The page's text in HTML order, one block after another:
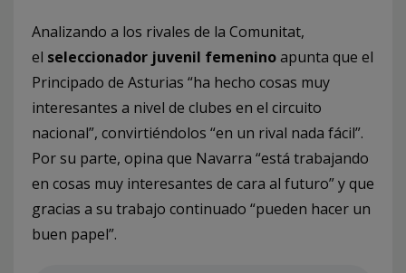
Analizando a los rivales de la Comunitat,
el seleccionador juvenil femeninoapunta que el
Principado de Asturias “ha hecho cosas muy
interesantes a nivel de clubes en el circuito
nacional”, convirtiéndolos “en un rival nada fácil”.
Por su parte, opina que Navarra “está trabajando
en cosas muy interesantes de cara al futuro” y que
gracias a su trabajo continuado “pueden hacer un
buen papel”.